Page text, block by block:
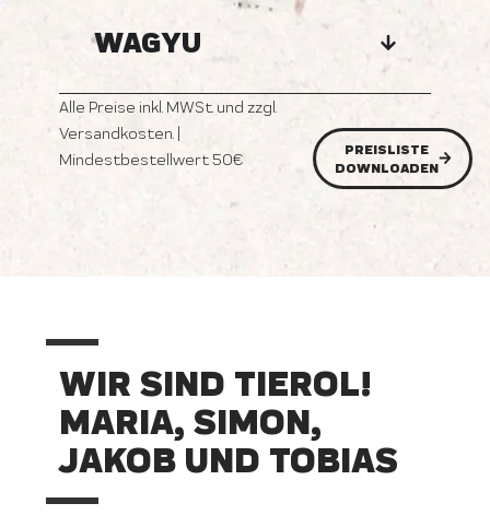
WAGYU
Alle Preise inkl. MWSt. und zzgl.
Versandkosten. |
Mindestbestellwert 50€
PREISLISTE
DOWNLOADEN
WIR SIND TIEROL!
MARIA, SIMON,
JAKOB UND TOBIAS